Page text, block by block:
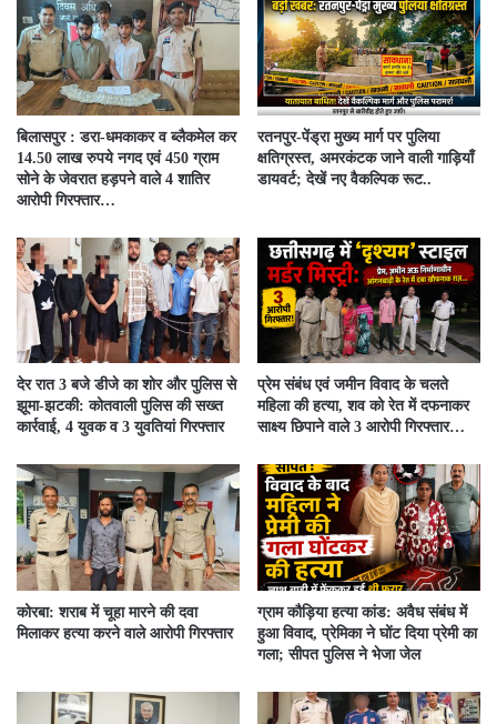
बिलासपुर : डरा-धमकाकर व ब्लैकमेल कर
14.50 लाख रुपये नगद एवं 450 ग्राम
सोने के जेवरात हड़पने वाले 4 शातिर
आरोपी गिरफ्तार…
रतनपुर-पेंड्रा मुख्य मार्ग पर पुलिया
क्षतिग्रस्त, अमरकंटक जाने वाली गाड़ियाँ
डायवर्ट; देखें नए वैकल्पिक रूट..
देर रात 3 बजे डीजे का शोर और पुलिस से
झूमा-झटकी: कोतवाली पुलिस की सख्त
कार्रवाई, 4 युवक व 3 युवतियां गिरफ्तार
प्रेम संबंध एवं जमीन विवाद के चलते
महिला की हत्या, शव को रेत में दफनाकर
साक्ष्य छिपाने वाले 3 आरोपी गिरफ्तार…
कोरबा: शराब में चूहा मारने की दवा
मिलाकर हत्या करने वाले आरोपी गिरफ्तार
ग्राम कौड़िया हत्या कांड: अवैध संबंध में
हुआ विवाद, प्रेमिका ने घोंट दिया प्रेमी का
गला; सीपत पुलिस ने भेजा जेल